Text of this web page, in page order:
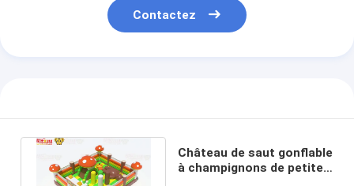
Contactez
Château de saut gonflable
à champignons de petite